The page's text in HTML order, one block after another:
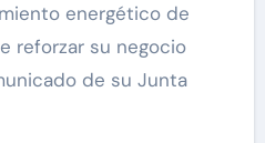
energético de
reforzar su negocio
de su Junta